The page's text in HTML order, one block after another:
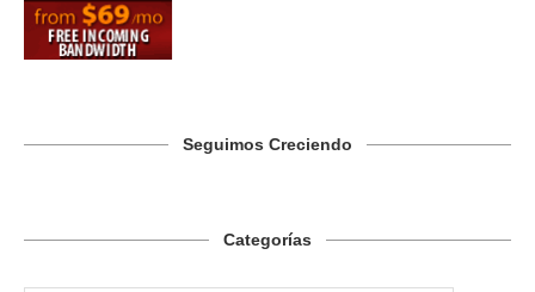
Seguimos Creciendo
Categorías